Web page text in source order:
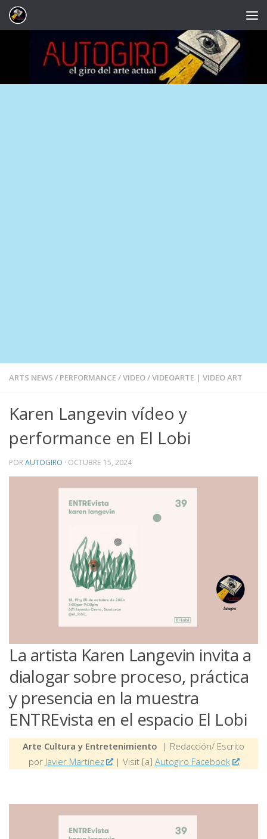
Saltar al contenido
ARTS NEWS / PERFORMANCE/VIDEO/VIDEOARTE | VIDEO ART
Karen Langevin vídeo y
performance en El Lobi
PORAUTOGIRO · OCTUBRE 15, 2024
La artista Karen Langevin invita a
dialogar sobre proceso, práctica
y presencia en la muestra
ENTREvista en el espacio El Lobi
Arte Cultura y Entretenimiento | Redacción/ Escrito
por Javier Martínez | Visit [a] Autogiro Facebook